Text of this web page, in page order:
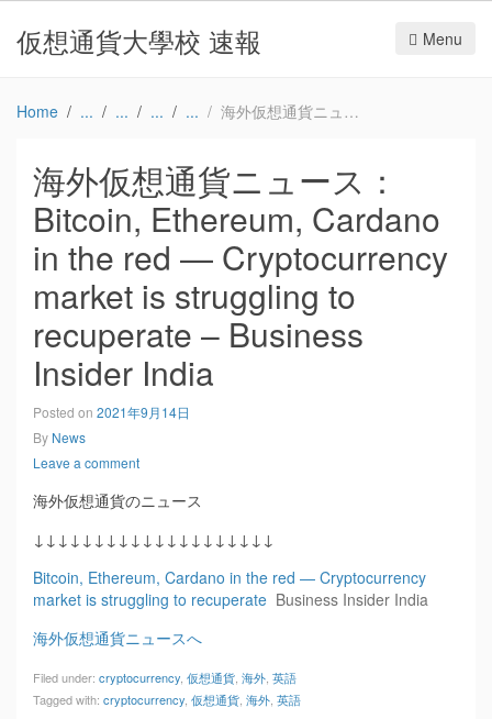
仮想通貨大學校 速報 Menu
Home 海外仮想通貨ニュース：Bitcoin, Ethereum, Cardano in the red — Cryptocurrency market is struggling to recuperate – Business Insider India
海外仮想通貨ニュース：
Bitcoin, Ethereum, Cardano
in the red — Cryptocurrency
market is struggling to
recuperate – Business
Insider India
Posted on 2021年9月14日
By News
Leave a comment
海外仮想通貨のニュース
↓↓↓↓↓↓↓↓↓↓↓↓↓↓↓↓↓↓↓↓
Bitcoin, Ethereum, Cardano in the red — Cryptocurrency
market is struggling to recuperate Business Insider India
海外仮想通貨ニュースへ
Filed under: cryptocurrency 仮想通貨 海外 英語
Tagged with: cryptocurrency 仮想通貨 海外 英語